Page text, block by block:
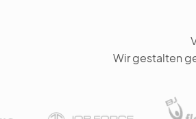
Wir gestalten